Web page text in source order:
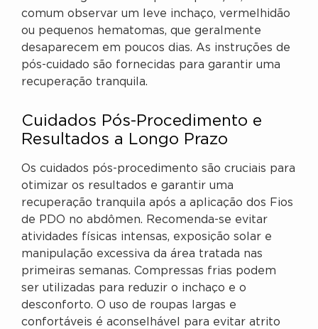
comum observar um leve inchaço, vermelhidão
ou pequenos hematomas, que geralmente
desaparecem em poucos dias. As instruções de
pós-cuidado são fornecidas para garantir uma
recuperação tranquila.
Cuidados Pós-Procedimento e
Resultados a Longo Prazo
Os cuidados pós-procedimento são cruciais para
otimizar os resultados e garantir uma
recuperação tranquila após a aplicação dos Fios
de PDO no abdômen. Recomenda-se evitar
atividades físicas intensas, exposição solar e
manipulação excessiva da área tratada nas
primeiras semanas. Compressas frias podem
ser utilizadas para reduzir o inchaço e o
desconforto. O uso de roupas largas e
confortáveis é aconselhável para evitar atrito